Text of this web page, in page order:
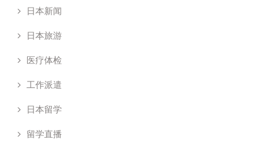
日本新闻
日本旅游
医疗体检
工作派遣
日本留学
留学直播